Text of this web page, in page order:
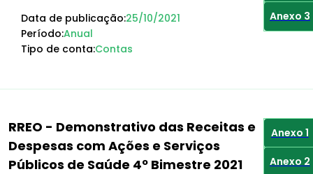
Data de publicação:25/10/2021
Período:Anual
Tipo de conta:Contas
Anexo 3
RREO - Demonstrativo das Receitas e
Despesas com Ações e Serviços
Públicos de Saúde 4º Bimestre 2021
Anexo 1
Anexo 2